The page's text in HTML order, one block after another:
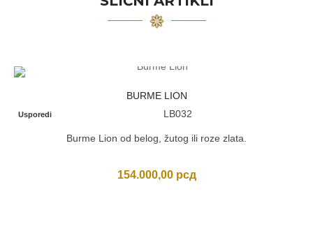
BURME LION
Usporedi LB032
Burme Lion od belog, žutog ili roze zlata.
154.000,00 рсд